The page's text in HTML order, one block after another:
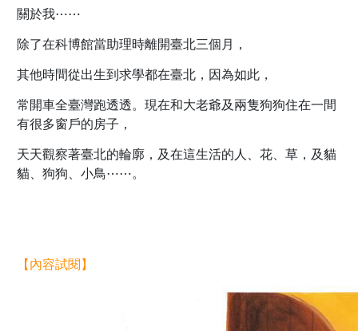
關於我⋯⋯
除了在科博館當助理時離開臺北三個月，
其他時間從出生到求學都在臺北，因為如此，
常開車全臺灣跑透透。現在和大老爺及兩隻狗狗住在一間
有很多窗戶的房子，
天天觀察著臺北的輪廓，及在這生活的人、花、草，及貓
貓、狗狗、小鳥⋯⋯。
【內容試閱】